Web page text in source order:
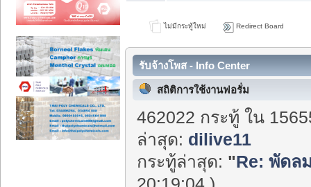
ไม่มีกระทู้ใหม่ Redirect Board
รับจ้างโพส - Info Center
สถิติการใช้งานฟอรั่ม
462022 กระทู้ ใน
ล่าสุด: dilive11
กระทู้ล่าสุด: "Re: พัดล